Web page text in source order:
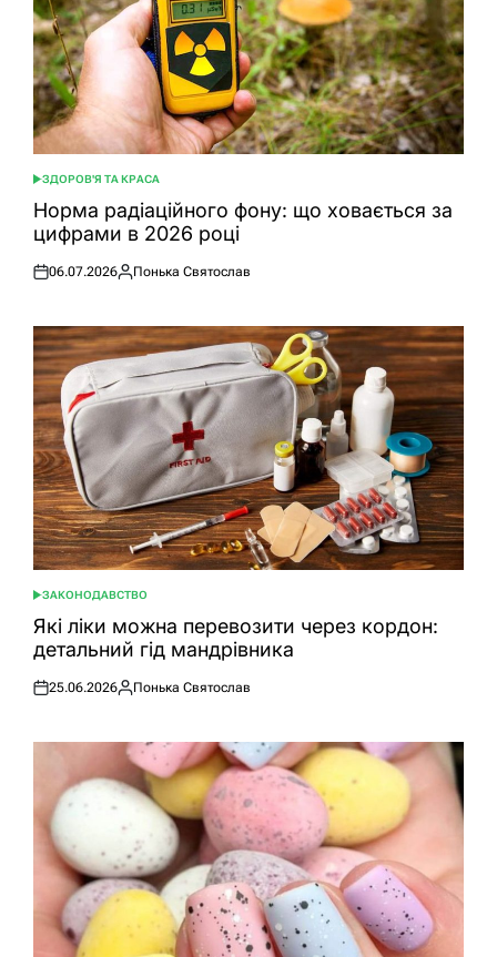
ОПУБЛІКУВАТИ
У
ЗДОРОВ'Я ТА КРАСА
Норма радіаційного фону: що ховається за
цифрами в 2026 році
Оприлюднено
06.07.2026
Опубліковано
Понька Святослав
ОПУБЛІКУВАТИ
У
ЗАКОНОДАВСТВО
Які ліки можна перевозити через кордон:
детальний гід мандрівника
Оприлюднено
25.06.2026
Опубліковано
Понька Святослав